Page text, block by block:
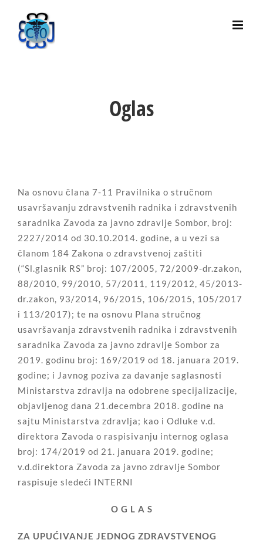
content
Oglas
Na osnovu člana 7-11 Pravilnika o stručnom
usavršavanju zdravstvenih radnika i zdravstvenih
saradnika Zavoda za javno zdravlje Sombor, broj:
2227/2014 od 30.10.2014. godine, a u vezi sa
članom 184 Zakona o zdravstvenoj zaštiti
(“Sl.glasnik RS” broj: 107/2005, 72/2009-dr.zakon,
88/2010, 99/2010, 57/2011, 119/2012, 45/2013-
dr.zakon, 93/2014, 96/2015, 106/2015, 105/2017
i 113/2017); te na osnovu Plana stručnog
usavršavanja zdravstvenih radnika i zdravstvenih
saradnika Zavoda za javno zdravlje Sombor za
2019. godinu broj: 169/2019 od 18. januara 2019.
godine; i Javnog poziva za davanje saglasnosti
Ministarstva zdravlja na odobrene specijalizacije,
objavljenog dana 21.decembra 2018. godine na
sajtu Ministarstva zdravlja; kao i Odluke v.d.
direktora Zavoda o raspisivanju internog oglasa
broj: 174/2019 od 21. januara 2019. godine;
v.d.direktora Zavoda za javno zdravlje Sombor
raspisuje sledeći INTERNI
O G L A S
ZA UPUĆIVANJE JEDNOG ZDRAVSTVENOG